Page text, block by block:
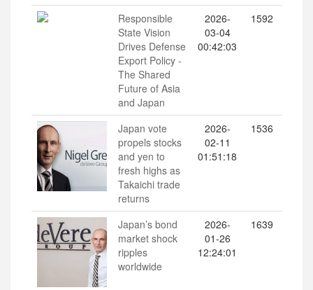
Responsible
State Vision
Drives Defense
Export Policy -
The Shared
Future of Asia
and Japan
2026-
03-04
00:42:03
1592
Japan vote
propels stocks
and yen to
fresh highs as
Takaichi trade
returns
2026-
02-11
01:51:18
1536
Japan’s bond
market shock
ripples
worldwide
2026-
01-26
12:24:01
1639